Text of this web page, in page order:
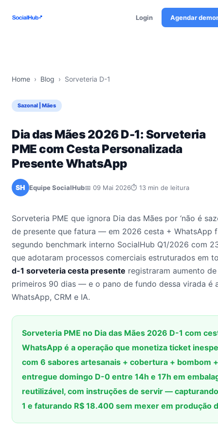
Login Agendar
Home › Blog › Sorveteria D-1
Sazonal | Mães
Dia das Mães 2026 D-1: Sorveteria
PME com Cesta Personalizada
Presente WhatsApp
SH Equipe SocialHub📅 09 Mai 2026⏱ 13 min de leitura
Sorveteria PME que ignora Dia das Mães por ‘não é
de presente que fatura — em 2026 cesta + WhatsApp
segundo benchmark interno SocialHub Q1/2026 com
que adotaram processos comerciais estruturados em
d-1 sorveteria cesta presente registraram aumento
primeiros 90 dias — e o pano de fundo dessa virada é
WhatsApp, CRM e IA.
Sorveteria PME no Dia das Mães 2026 D-1 com
WhatsApp é a operação que monetiza ticket
com 6 sabores artesanais + cobertura + bombom
entregue domingo D-0 entre 14h e 17h em
reutilizável, com instruções de servir —
1 e faturando R$ 18.400 sem mexer em produção